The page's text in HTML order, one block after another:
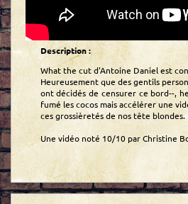
Description :
What the cut d'Antoine Daniel est
Heureusement que des gentils
ont décidés de censurer ce bord--,
fumé les cocos mais accélérer une
ces grossièretés de nos tête blondes.
Une vidéo noté 10/10 par Christine